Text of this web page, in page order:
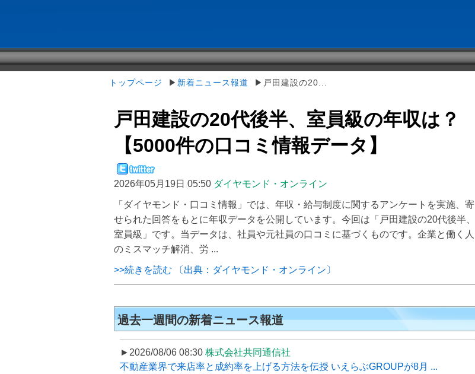
トップページ ▶ 新着ニュース報道 ▶戸田建設の20...
戸田建設の20代後半、室員級の年収は？
【5000件の口コミ情報データ】
2026年05月19日 05:50 ダイヤモンド・オンライン
「ダイヤモンド・口コミ情報」では、年収・給与制度に関するアンケートを実施、寄
せられた回答をもとに年収データを公開しています。今回は「戸田建設の20代後半、
室員級」です。当データは、社員や元社員の口コミに基づくものです。企業と働く人
のミスマッチ解消、労 ...
>>続きを読む 〔出典：ダイヤモンド・オンライン〕
過去一週間の新着ニュース報道
►2026/08/06 08:30 株式会社共同通信社
不動産業界で来店率と成約率を上げる方法を伝授 いえらぶGROUPが8月 ...